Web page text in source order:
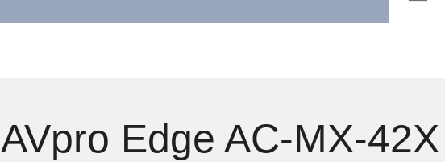
AVpro Edge AC-MX-42X